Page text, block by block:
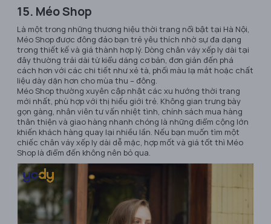
15. Méo Shop
Là một trong những thương hiệu thời trang nổi bật tại Hà Nội,
Méo Shop được đông đảo bạn trẻ yêu thích nhờ sự đa dạng
trong thiết kế và giá thành hợp lý. Dòng chân váy xếp ly dài tại
đây thường trải dài từ kiểu dáng cơ bản, đơn giản đến phá
cách hơn với các chi tiết như xẻ tà, phối màu lạ mắt hoặc chất
liệu dày dặn hơn cho mùa thu – đông.
Méo Shop thường xuyên cập nhật các xu hướng thời trang
mới nhất, phù hợp với thị hiếu giới trẻ. Không gian trưng bày
gọn gàng, nhân viên tư vấn nhiệt tình, chính sách mua hàng
thân thiện và giao hàng nhanh chóng là những điểm cộng lớn
khiến khách hàng quay lại nhiều lần. Nếu bạn muốn tìm một
chiếc chân váy xếp ly dài dễ mặc, hợp mốt và giá tốt thì Méo
Shop là điểm đến không nên bỏ qua.